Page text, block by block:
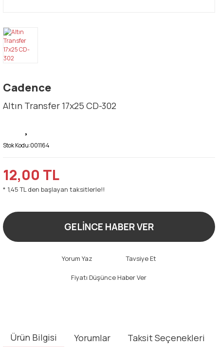
Cadence
Altın Transfer 17x25 CD-302
Stok Kodu:001164
12,00 TL
* 1,45 TL den başlayan taksitlerle!!
GELİNCE HABER VER
Yorum Yaz Tavsiye Et
Fiyatı Düşünce Haber Ver
Ürün Bilgisi Yorumlar Taksit Seçenekleri